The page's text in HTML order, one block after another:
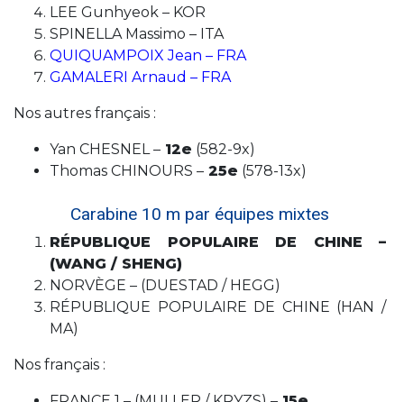
LEE Gunhyeok – KOR
SPINELLA Massimo – ITA
QUIQUAMPOIX Jean – FRA
GAMALERI Arnaud – FRA
Nos autres français :
Yan CHESNEL – 12e (582-9x)
Thomas CHINOURS – 25e (578-13x)
Carabine 10 m par équipes mixtes
RÉPUBLIQUE POPULAIRE DE CHINE –
(WANG / SHENG)
NORVÈGE – (DUESTAD / HEGG)
RÉPUBLIQUE POPULAIRE DE CHINE (HAN /
MA)
Nos français :